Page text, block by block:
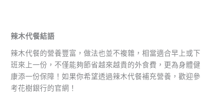
辣木代餐結語
辣木代餐的營養豐富，做法也並不複雜，相當適合早上或下
班來上一份，不僅能夠節省越來越貴的外食費，更為身體健
康添一份保障！如果你希望透過辣木代餐補充營養，歡迎參
考花樹銀行的官網！